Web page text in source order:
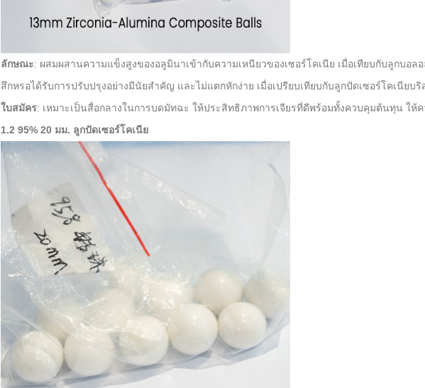
ลักษณะ: ผสมผสานความแข็งสูงของอลูมินาเข้ากับความเหนียวของเซอร์โคเนีย เมื่อเทียบกับลูกบอ
สึกหรอได้รับการปรับปรุงอย่างมีนัยสำคัญ และไม่แตกหักง่าย เมื่อเปรียบเทียบกับลูกปัดเซอร์โคเนียบ
ใบสมัคร: เหมาะเป็นสื่อกลางในการบดมัทฉะ ให้ประสิทธิภาพการเจียรที่ดีพร้อมทั้งควบคุมต้นทุน ให้
1.2 95% 20 มม. ลูกปัดเซอร์โคเนีย